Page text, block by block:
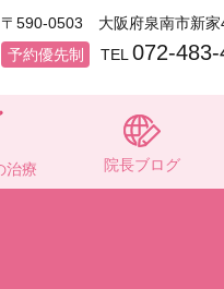
〒590-0503 大阪府泉南市新家
予約優先制
TEL072-483-
治療 院長ブログ